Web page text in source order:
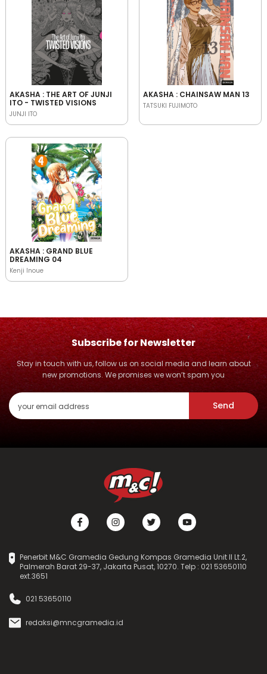
AKASHA : THE ART OF JUNJI
ITO - TWISTED VISIONS
JUNJI ITO
AKASHA : CHAINSAW MAN 13
TATSUKI FUJIMOTO
AKASHA : GRAND BLUE
DREAMING 04
Kenji Inoue
Subscribe for Newsletter
Stay in touch with us, follow us on social media and learn about
new promotions. We promises we won’t spam you
Send
Penerbit M&C Gramedia Gedung Kompas Gramedia Unit II Lt.2,
Palmerah Barat 29-37, Jakarta Pusat, 10270. Telp : 021 53650110
ext.3651
021 53650110
redaksi@mncgramedia.id